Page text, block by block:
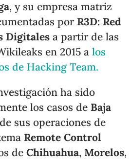
, y su empresa matriz
por R3D: Red
Digitales a partir de las
en 2015 alos
de Hacking Team.
ha sido
los casos de Baja
sus operaciones de
Remote Control
deChihuahua, Morelos,